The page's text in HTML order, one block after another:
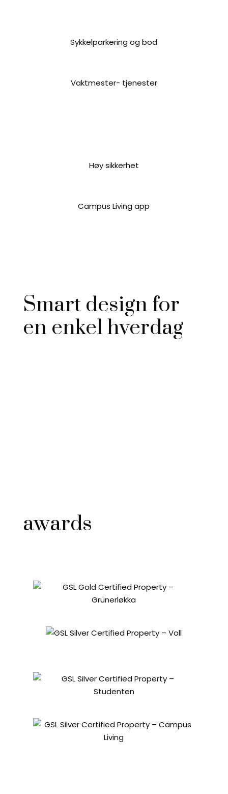
Sykkelparkering og bod
Vaktmester- tjenester
Høy sikkerhet
Campus Living app
Smart design for
en enkel hverdag
awards